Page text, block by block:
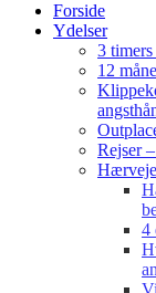
Forside
Ydelser
3
12
Rejser
4